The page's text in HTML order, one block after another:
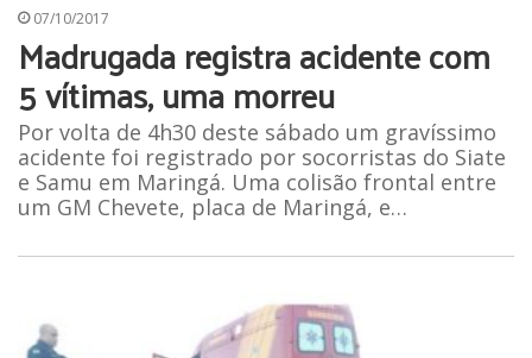
07/10/2017
Madrugada registra acidente com
5 vítimas, uma morreu
Por volta de 4h30 deste sábado um gravíssimo
acidente foi registrado por socorristas do Siate
e Samu em Maringá. Uma colisão frontal entre
um GM Chevete, placa de Maringá, e…